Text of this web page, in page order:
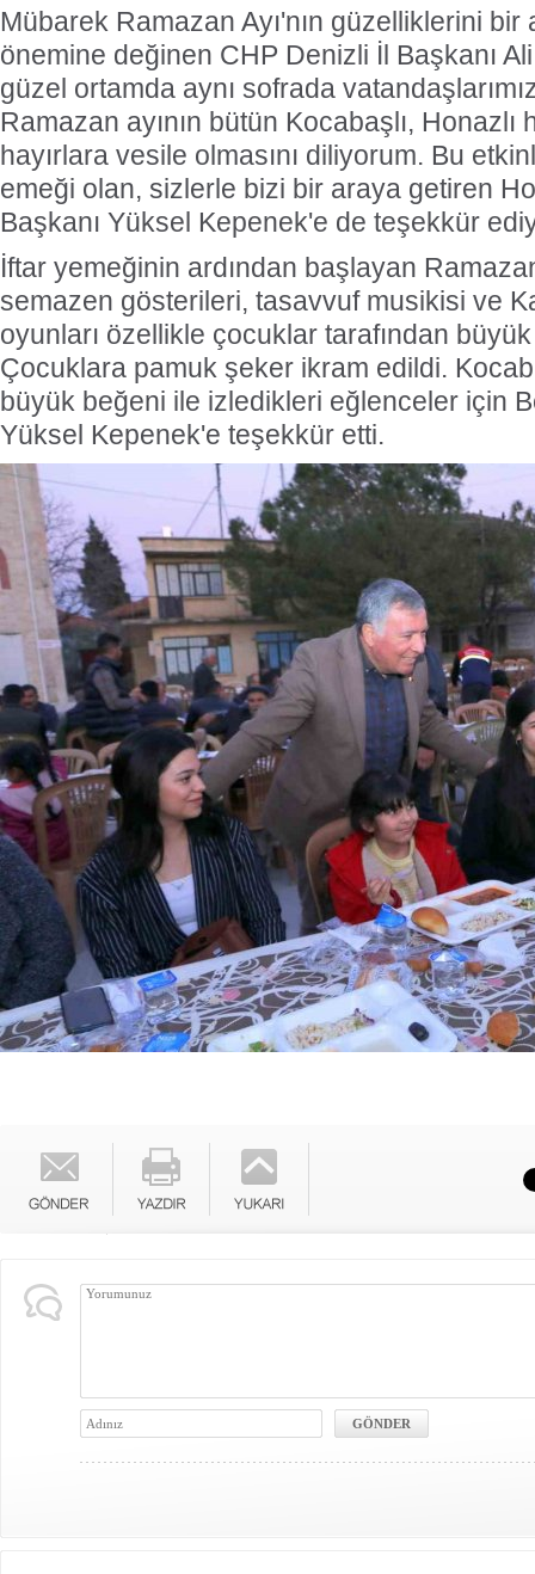
Mübarek Ramazan Ayı'nın güzelliklerini bir
önemine değinen CHP Denizli İl Başkanı
güzel ortamda aynı sofrada
Ramazan ayının bütün Kocabaşlı, Honazlı
hayırlara vesile olmasını diliyorum. Bu
emeği olan, sizlerle bizi bir araya getiren
Başkanı Yüksel Kepenek'e de teşekkür
İftar yemeğinin ardından başlayan
semazen gösterileri, tasavvuf musikisi ve
oyunları özellikle çocuklar tarafından
Çocuklara pamuk şeker ikram edildi.
büyük beğeni ile izledikleri eğlenceler için
Yüksel Kepenek'e teşekkür etti.